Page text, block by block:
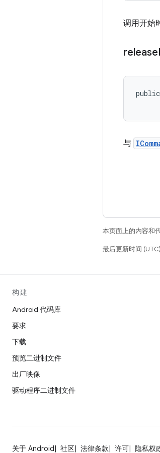
调用开始
release
与
本页面上的内容和
最后更新时间
构建
Android 代码库
要求
下载
预览二进制文件
出厂映像
驱动程序二进制文件
关于 Android 社区 法律条款 许可 隐私权